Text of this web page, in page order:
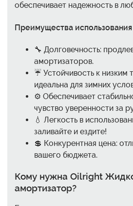
обеспечивает надежность в
Преимущества
🔧 Долговечность:
амортизаторов.
☔ Устойчивость к низким
идеальна для зимних
⚙️ Обеспечивает
чувство уверенности за
💧 Легкость в
заливайте и ездите!
💲 Конкурентная цена:
вашего бюджета.
Кому нужна Oilright
амортизатор?